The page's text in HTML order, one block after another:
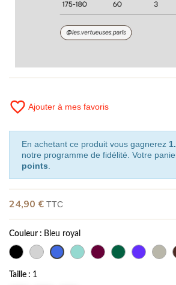
favorite_border Ajouter à mes favoris
En achetant ce produit vous gagnerez
notre programme de fidélité. Votre
points
24,90 € TTC
Couleur : Bleu royal
Taille : 1